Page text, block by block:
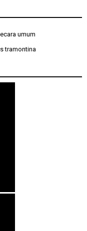
umum
tramontina